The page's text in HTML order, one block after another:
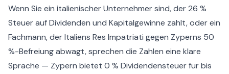
Wenn Sie ein italienischer Unternehmer sind, der 26 %
Steuer auf Dividenden und Kapitalgewinne zahlt, oder ein
Fachmann, der Italiens Res Impatriati gegen Zyperns 50
%-Befreiung abwagt, sprechen die Zahlen eine klare
Sprache — Zypern bietet 0 % Dividendensteuer fur bis